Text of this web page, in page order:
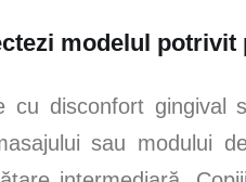
modelul potrivit
cu disconfort
sau modului